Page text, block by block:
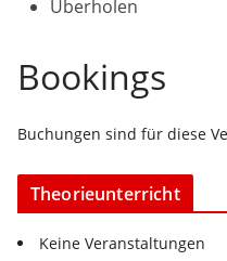
Überholen
Bookings
Buchungen sind für diese
Theorieunterricht
Keine Veranstaltungen